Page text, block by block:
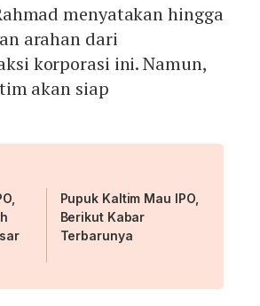
menyatakan hingga
arahan dari
korporasi ini. Namun,
akan siap
Pupuk Kaltim Mau IPO,
Berikut Kabar
Terbarunya